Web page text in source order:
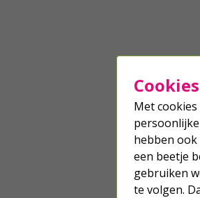
Met
hebben ook
een beetje
gebruiken
te volgen.